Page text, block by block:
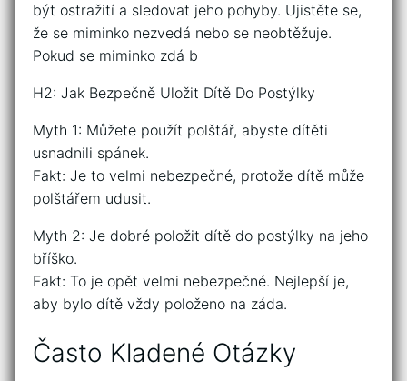
být ostražití a sledovat jeho pohyby. Ujistěte se,
že se miminko nezvedá nebo se neobtěžuje.
Pokud se miminko zdá b
H2: Jak Bezpečně Uložit Dítě Do Postýlky
Myth 1: Můžete použít polštář, abyste dítěti
usnadnili spánek.
Fakt: Je to velmi nebezpečné, protože dítě může
polštářem udusit.
Myth 2: Je dobré položit dítě do postýlky na jeho
bříško.
Fakt: To je opět velmi nebezpečné. Nejlepší je,
aby bylo dítě vždy položeno na záda.
Často Kladené Otázky